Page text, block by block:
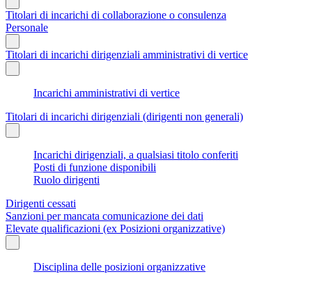
Titolari di incarichi di collaborazione o consulenza
Personale
Titolari di incarichi dirigenziali amministrativi di vertice
Incarichi amministrativi di vertice
Titolari di incarichi dirigenziali (dirigenti non generali)
Incarichi dirigenziali, a qualsiasi titolo conferiti
Posti di funzione disponibili
Ruolo dirigenti
Dirigenti cessati
Sanzioni per mancata comunicazione dei dati
Elevate qualificazioni (ex Posizioni organizzative)
Disciplina delle posizioni organizzative